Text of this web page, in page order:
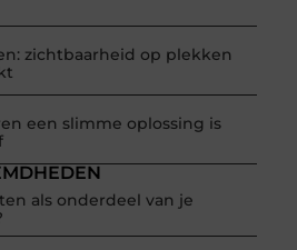
zichtbaarheid op plekken
een slimme oplossing is
als onderdeel van je